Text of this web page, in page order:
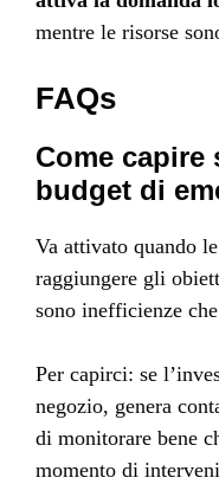
mentre le risorse
FAQs
Come capire
budget di
Va attivato quando
raggiungere gli
sono inefficienze
Per capirci: se
negozio, genera
di monitorare bene
momento di